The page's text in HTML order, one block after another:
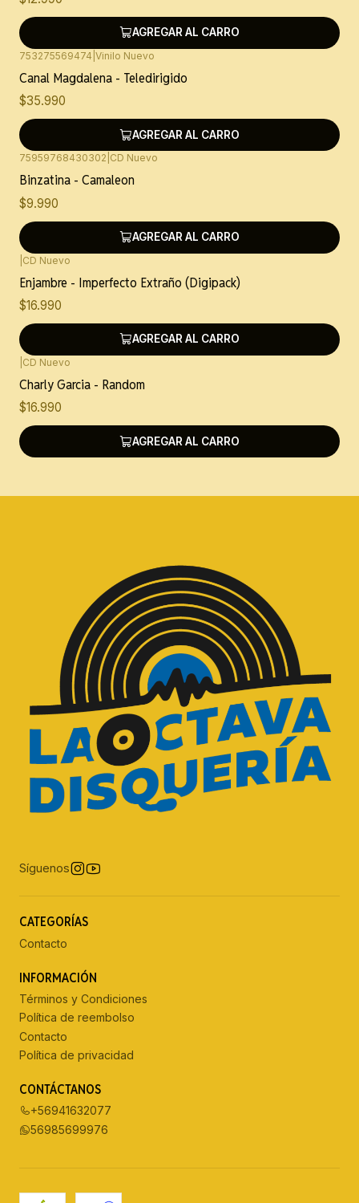
AGREGAR AL CARRO
753275569474 Vinilo Nuevo
Canal Magdalena - Teledirigido
$35.990
AGREGAR AL CARRO
75959768430302 CD Nuevo
Binzatina - Camaleon
$9.990
AGREGAR AL CARRO
CD Nuevo
Enjambre - Imperfecto Extraño (Digipack)
$16.990
AGREGAR AL CARRO
CD Nuevo
Charly Garcia - Random
$16.990
AGREGAR AL CARRO
Síguenos
CATEGORÍAS
Contacto
INFORMACIÓN
Términos y Condiciones
Política de reembolso
Contacto
Política de privacidad
CONTÁCTANOS
+56941632077
56985699976